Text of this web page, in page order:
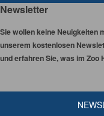
Newsletter
Sie wollen keine Neuigkeiten
unserem kostenlosen
und erfahren Sie, was im Zoo